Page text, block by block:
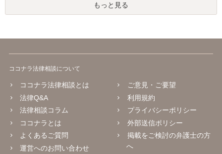
もっと見る
ココナラ法律相談について
ココナラ法律相談とは
法律Q&A
法律相談コラム
ココナラとは
よくあるご質問
運営へのお問い合わせ
ご意見・ご要望
利用規約
プライバシーポリシー
外部送信ポリシー
掲載をご検討の弁護士の方
へ